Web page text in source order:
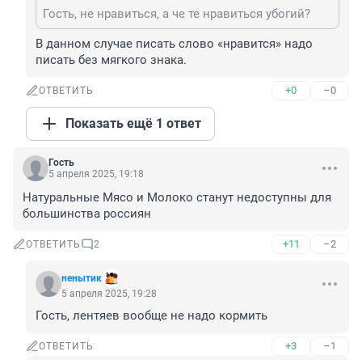
Гость, не нравиться, а че те нравиться убогий?
В данном случае писать слово «нравится» надо
писать без мягкого знака.
ОТВЕТИТЬ +0 –0
Показать ещё 1 ответ
Гость
5 апреля 2025, 19:18
Натуральные Мясо и Молоко станут недоступны для
большинства россиян
ОТВЕТИТЬ 2 +11 –2
ненытик
5 апреля 2025, 19:28
Гость, лентяев вообще не надо кормить
ОТВЕТИТЬ +3 –1